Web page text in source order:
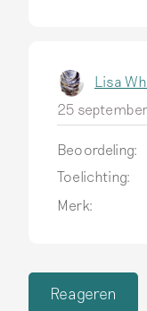
Lisa
25
Beoordeling:
Toelichting:
Merk:
Reageren